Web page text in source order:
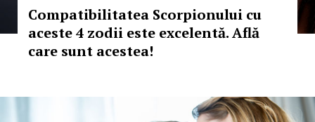
Compatibilitatea Scorpionului cu
aceste 4 zodii este excelentă. Află
care sunt acestea!